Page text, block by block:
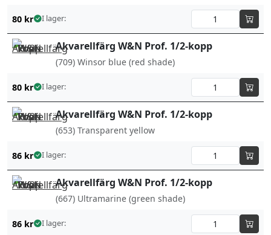
80 kr I lager:
Akvarellfärg W&N Prof. 1/2-kopp
(709) Winsor blue (red shade)
80 kr I lager:
Akvarellfärg W&N Prof. 1/2-kopp
(653) Transparent yellow
86 kr I lager:
Akvarellfärg W&N Prof. 1/2-kopp
(667) Ultramarine (green shade)
86 kr I lager: